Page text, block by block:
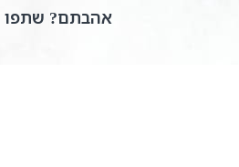
אהבתם? שתפו